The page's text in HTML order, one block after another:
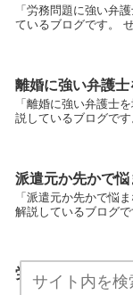
「労務問題に強い弁
ているブログです。
離婚に強い弁護士
「離婚に強い弁護士
説しているブログで
派遣元か先かで悩
「派遣元か先かで悩
解説しているブログ
労務で困った担当
「労務で困った担当